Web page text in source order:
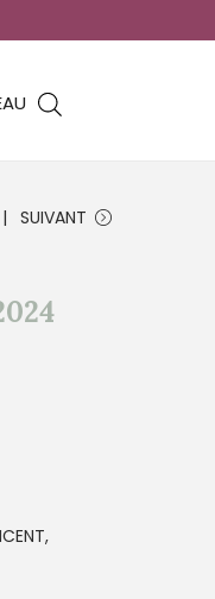
SUIVANT
,